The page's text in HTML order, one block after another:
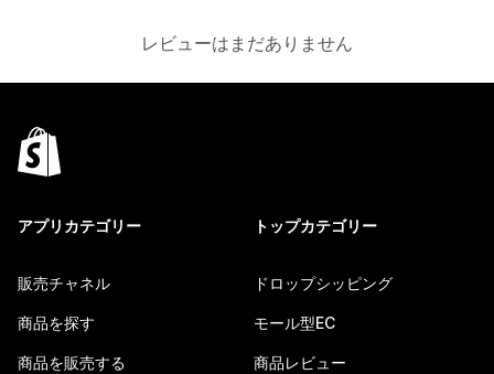
レビューはまだありません
アプリカテゴリー
販売チャネル
商品を探す
商品を販売する
トップカテゴリー
ドロップシッピング
モール型EC
商品レビュー